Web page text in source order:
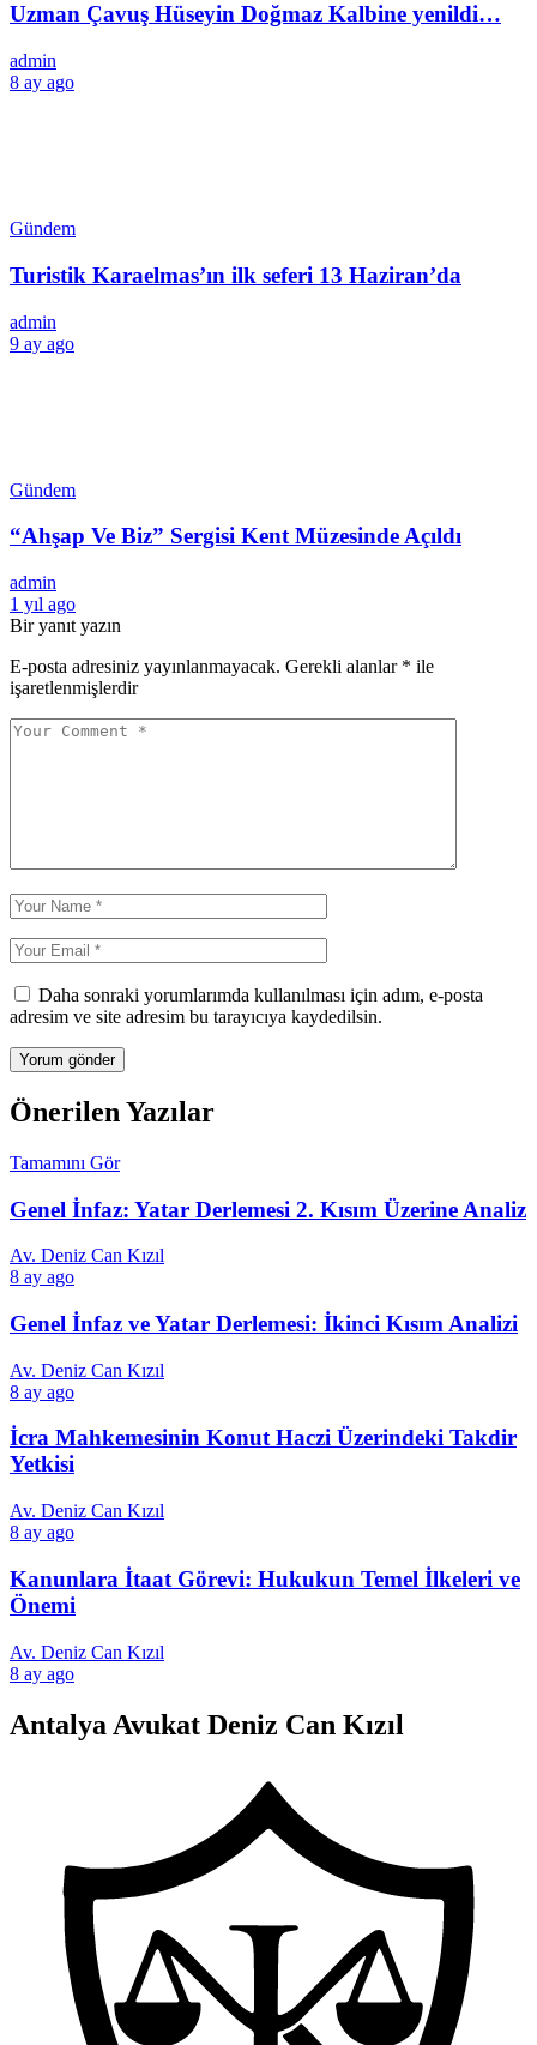
Uzman Çavuş Hüseyin Doğmaz Kalbine yenildi…
admin
8 ay ago
Gündem
Turistik Karaelmas’ın ilk seferi 13 Haziran’da
admin
9 ay ago
Gündem
“Ahşap Ve Biz” Sergisi Kent Müzesinde Açıldı
admin
1 yıl ago
Bir yanıt yazın
E-posta adresiniz yayınlanmayacak. Gerekli alanlar * ile
işaretlenmişlerdir
Daha sonraki yorumlarımda kullanılması için adım, e-posta
adresim ve site adresim bu tarayıcıya kaydedilsin.
Önerilen Yazılar
Tamamını Gör
Genel İnfaz: Yatar Derlemesi 2. Kısım Üzerine Analiz
Av. Deniz Can Kızıl
8 ay ago
Genel İnfaz ve Yatar Derlemesi: İkinci Kısım Analizi
Av. Deniz Can Kızıl
8 ay ago
İcra Mahkemesinin Konut Haczi Üzerindeki Takdir
Yetkisi
Av. Deniz Can Kızıl
8 ay ago
Kanunlara İtaat Görevi: Hukukun Temel İlkeleri ve
Önemi
Av. Deniz Can Kızıl
8 ay ago
Antalya Avukat Deniz Can Kızıl